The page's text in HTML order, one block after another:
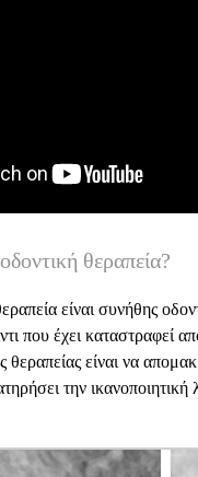
θεραπεία?
είναι συνήθης
που έχει καταστραφεί
θεραπείας είναι να
την